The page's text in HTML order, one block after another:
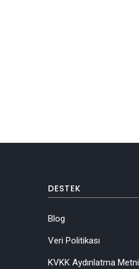
DESTEK
Blog
Veri Politikası
KVKK Aydınlatma Metni